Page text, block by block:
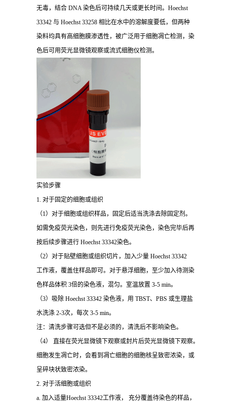
无毒，结合 DNA 染色后可持续几天或更长时间。Hoechst
33342 与 Hoechst 33258 相比在水中的溶解度要低，但两种
染料均具有高细胞膜渗透性，被广泛用于细胞凋亡检测，染
色后可用荧光显微镜观察或流式细胞仪检测。
实验步骤
1. 对于固定的细胞或组织
（1）对于细胞或组织样品，固定后适当洗涤去除固定剂。
如需免疫荧光染色，则先进行免疫荧光染色，染色完毕后再
按后续步骤进行 Hoechst 33342染色。
（2）对于贴壁细胞或组织切片，加入少量 Hoechst 33342
工作液，覆盖住样品即可。对于悬浮细胞，至少加入待测染
色样品体积 3倍的染色液，混匀。室温放置 3-5 min。
（3）吸除 Hoechst 33342 染色液，用 TBST、PBS 或生理盐
水洗涤 2-3次，每次 3-5 min。
注：清洗步骤可选但不是必须的，清洗后不影响染色。
（4） 直接在荧光显微镜下观察或封片后荧光显微镜下观察。
细胞发生凋亡时，会看到凋亡细胞的细胞核呈致密浓染，或
呈碎块状致密浓染。
2. 对于活细胞或组织
a. 加入适量Hoechst 33342工作液， 充分覆盖待染色的样品，